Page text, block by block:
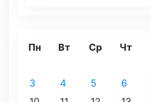
Пн Вт Ср Чт
3
4 5 6